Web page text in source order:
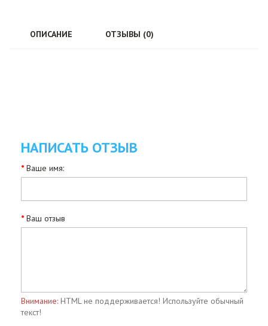
ОПИСАНИЕ ОТЗЫВЫ (0)
НАПИСАТЬ ОТЗЫВ
Ваше имя:
Ваш отзыв
Внимание: HTML не поддерживается! Используйте обычный
текст!